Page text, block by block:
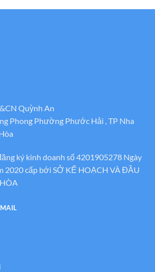
Quỳnh An
Phong Phường Phước Hải , TP Nha
ký kinh doanh số 4201905278 Ngày
2020 cấp bới SỞ KẾ HOẠCH VÀ ĐẦU